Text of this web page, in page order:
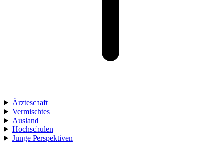
Ärzteschaft
Vermischtes
Ausland
Hochschulen
Junge Perspektiven